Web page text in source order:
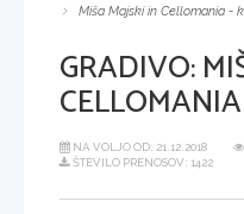
Miša Majski in Cellomania -
GRADIVO:
NA VOLJO OD: 21.12.2018
ŠTEVILO PRENOSOV: 1422